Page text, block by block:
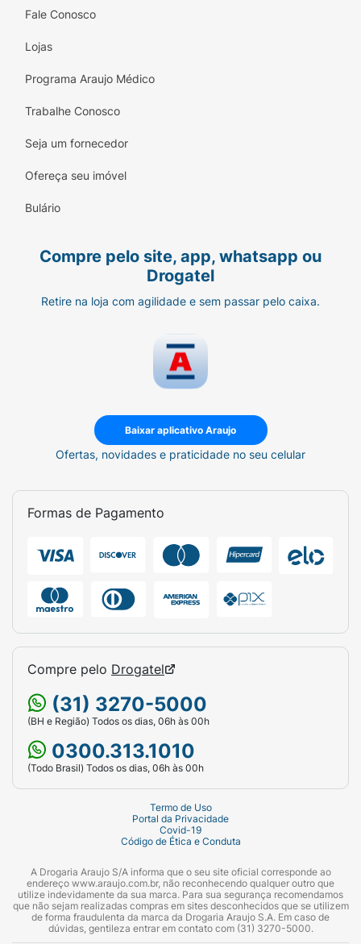
Fale Conosco
Lojas
Programa Araujo Médico
Trabalhe Conosco
Seja um fornecedor
Ofereça seu imóvel
Bulário
Compre pelo site, app, whatsapp ou
Drogatel
Retire na loja com agilidade e sem passar pelo caixa.
Baixar aplicativo Araujo
Ofertas, novidades e praticidade no seu celular
Formas de Pagamento
Compre pelo Drogatel
(31) 3270-5000
(BH e Região) Todos os dias, 06h às 00h
0300.313.1010
(Todo Brasil) Todos os dias, 06h às 00h
Termo de Uso
Portal da Privacidade
Covid-19
Código de Ética e Conduta
A Drogaria Araujo S/A informa que o seu site oficial corresponde ao
endereço www.araujo.com.br, não reconhecendo qualquer outro que
utilize indevidamente da sua marca. Para sua segurança recomendamos
que não sejam realizadas compras em sites desconhecidos que se utilizem
de forma fraudulenta da marca da Drogaria Araujo S.A. Em caso de
dúvidas, gentileza entrar em contato com (31) 3270-5000.